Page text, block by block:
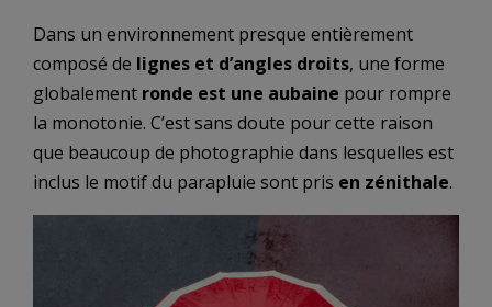
Dans un environnement presque entièrement
composé de lignes et d’angles droits, une forme
globalement ronde est une aubaine pour rompre
la monotonie. C’est sans doute pour cette raison
que beaucoup de photographie dans lesquelles est
inclus le motif du parapluie sont pris en zénithale.